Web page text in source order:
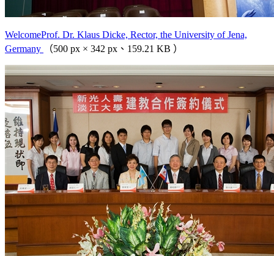
WelcomeProf. Dr. Klaus Dicke, Rector, the University of Jena,
Germany
（500 px × 342 px、159.21 KB ）